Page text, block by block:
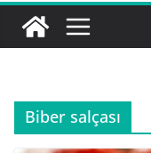
Biber salçası